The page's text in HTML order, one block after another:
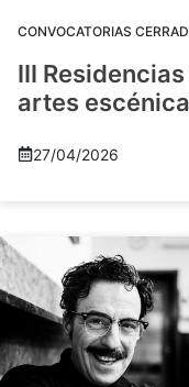
CONVOCATORIAS
III
artes
27/04/2026